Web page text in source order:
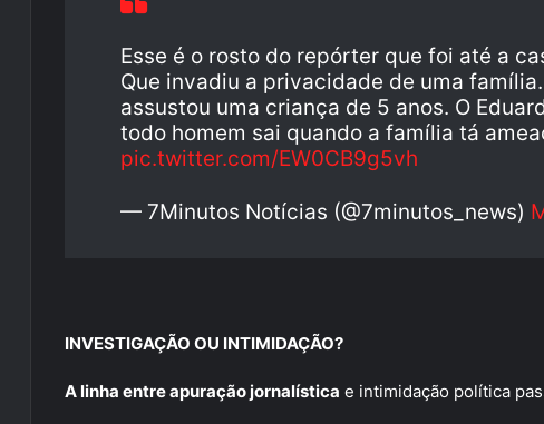
Esse é o rosto do repórter que foi até a
Que invadiu a privacidade de uma
assustou uma criança de 5 anos. O
todo homem sai quando a família tá
pic.twitter.com/EW0CB9g5vh
— 7Minutos Notícias (@7minutos_news)
INVESTIGAÇÃO OU INTIMIDAÇÃO?
A linha entre apuração jornalística e intimidação política